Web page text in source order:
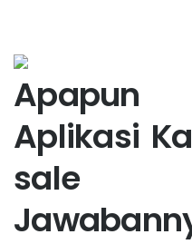
Apapun
Aplikasi
sale